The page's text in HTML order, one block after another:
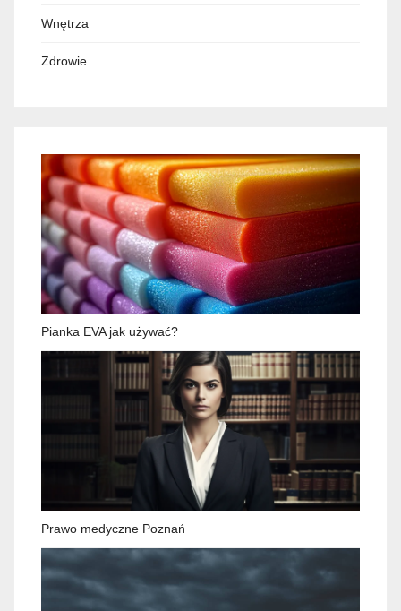
Wnętrza
Zdrowie
Pianka EVA jak używać?
Prawo medyczne Poznań